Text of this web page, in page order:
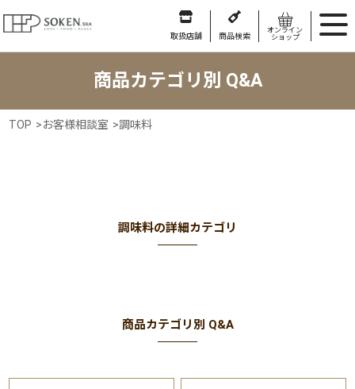
取扱店舗 商品検索
オンライン
ショップ
商品カテゴリ別 Q&A
TOP >お客様相談室 >調味料
調味料の詳細カテゴリ
商品カテゴリ別 Q&A